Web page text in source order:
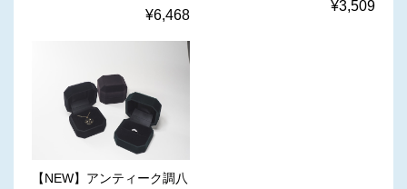
¥6,468
¥3,509
【NEW】アンティーク調八